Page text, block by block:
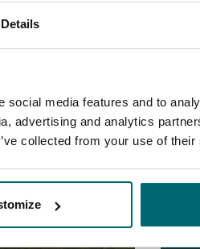
Details
media features and to
advertising and analytics
collected from your use of
eine gepflegte
Service ist sehr